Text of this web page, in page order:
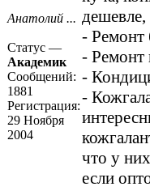
Анатолий ...
Статус —
Академик
Сообщений:
1881
Регистрация:
29 Ноября
2004
дешевле,
- Ремонт
- Ремонт
-
-
что у
если